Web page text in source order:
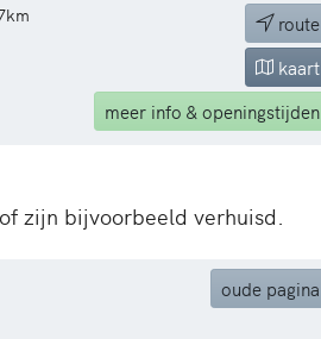
route
kaart
meer info & openingstijden
zijn bijvoorbeeld verhuisd.
oude pagina